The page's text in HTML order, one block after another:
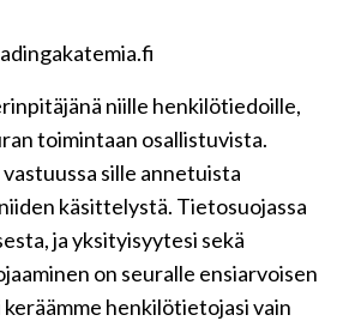
niille henkilötiedoille,
toimintaan osallistuvista.
sille annetuista
käsittelystä. Tietosuojassa
ja yksityisyytesi sekä
on seuralle ensiarvoisen
keräämme henkilötietojasi vain